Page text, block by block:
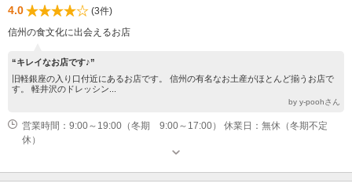
4.0
(3件)
信州の食文化に出会えるお店
“キレイなお店です♪”
旧軽銀座の入り口付近にあるお店です。 信州の有名なお土産がほとんど揃うお店で
す。 軽井沢のドレッシン...
by y-poohさん
営業時間：9:00～19:00（冬期 9:00～17:00） 休業日：無休（冬期不定
休）